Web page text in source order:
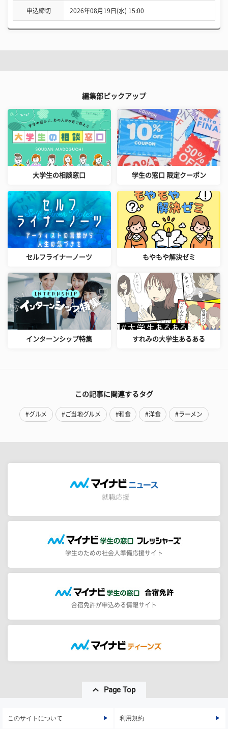
申込締切 2026年08月19日(水) 15:00
編集部ピックアップ
大学生の相談窓口 学生の窓口 限定クーポン
セルフライナーノーツ もやもや解決ゼミ
インターンシップ特集 すれみの大学生あるある
この記事に関連するタグ
#グルメ #ご当地グルメ #和食 #洋食 #ラーメン
学生のための社会人準備応援サイト
合宿免許が申込める情報サイト
Page Top
このサイトについて 利用規約